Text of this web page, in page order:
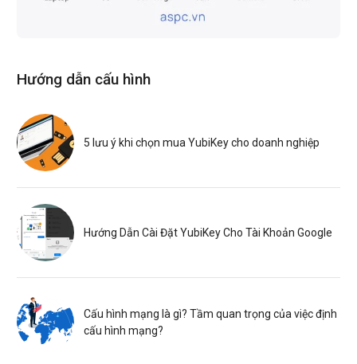
Hướng dẫn cấu hình
5 lưu ý khi chọn mua YubiKey cho doanh nghiệp
Hướng Dẫn Cài Đặt YubiKey Cho Tài Khoản Google
Cấu hình mạng là gì? Tầm quan trọng của việc định
cấu hình mạng?